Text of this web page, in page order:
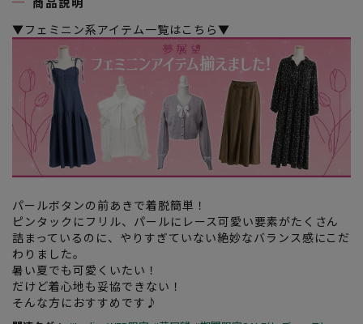
▼フェミニン系アイテム一覧はこちら▼
パールボタンの前あきで着脱簡単！
ピンタックにフリル、パールにレース可愛い要素がたくさん
詰まっているのに、やりすぎていない絶妙なバランス感にこだ
わりました。
暑い夏でも可愛くいたい！
だけど着心地も妥協できない！
そんな方におすすめです♪